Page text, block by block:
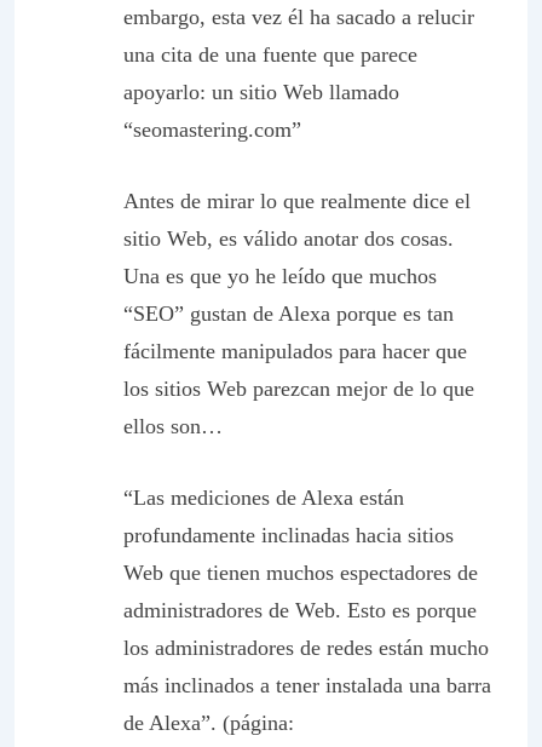
embargo, esta vez él ha sacado a relucir
una cita de una fuente que parece
apoyarlo: un sitio Web llamado
“seomastering.com”
Antes de mirar lo que realmente dice el
sitio Web, es válido anotar dos cosas.
Una es que yo he leído que muchos
“SEO” gustan de Alexa porque es tan
fácilmente manipulados para hacer que
los sitios Web parezcan mejor de lo que
ellos son…
“Las mediciones de Alexa están
profundamente inclinadas hacia sitios
Web que tienen muchos espectadores de
administradores de Web. Esto es porque
los administradores de redes están mucho
más inclinados a tener instalada una barra
de Alexa”. (página: